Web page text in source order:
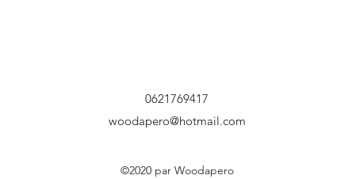
0621769417
woodapero@hotmail.com
©2020 par Woodapero